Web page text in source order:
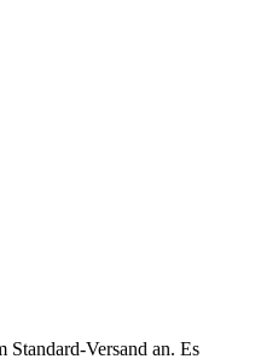
Versand an. Es